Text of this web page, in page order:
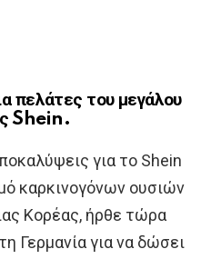
πελάτες του μεγάλου
Shein.
για το Shein
καρκινογόνων ουσιών
Κορέας, ήρθε τώρα
Γερμανία για να δώσει